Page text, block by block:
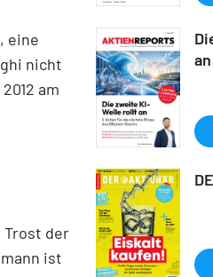
eine
nicht
am
Trost der
ist
an